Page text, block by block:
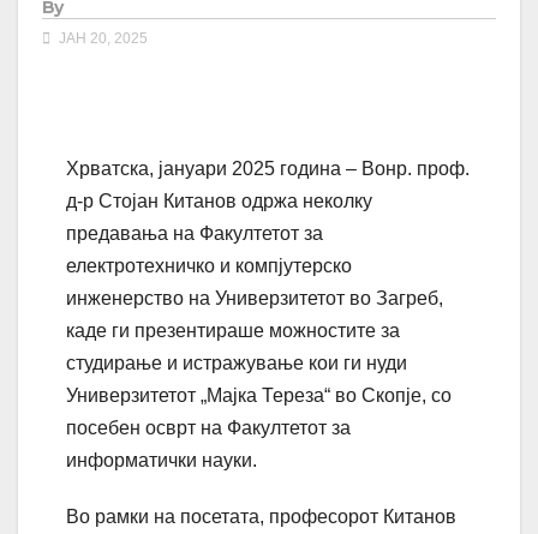
By
ЈАН 20, 2025
Хрватска, јануари 2025 година – Вонр. проф.
д-р Стојан Китанов одржа неколку
предавања на Факултетот за
електротехничко и компјутерско
инженерство на Универзитетот во Загреб,
каде ги презентираше можностите за
студирање и истражување кои ги нуди
Универзитетот „Мајка Тереза“ во Скопје, со
посебен осврт на Факултетот за
информатички науки.
Во рамки на посетата, професорот Китанов